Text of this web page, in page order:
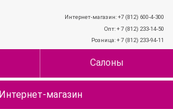
Интернет-магазин: +7 (812) 600-4-300
Опт: + 7 (812) 233-14-50
Розница: + 7 (812) 233-94-11
Салоны
Интернет-магазин